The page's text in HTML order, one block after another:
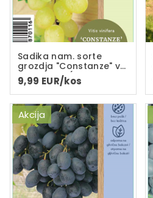
Sadika nam. sorte
grozdja "Constanze" v
loncu C-2L(dvoletna
sadika)
9,99 EUR/kos
Akcija